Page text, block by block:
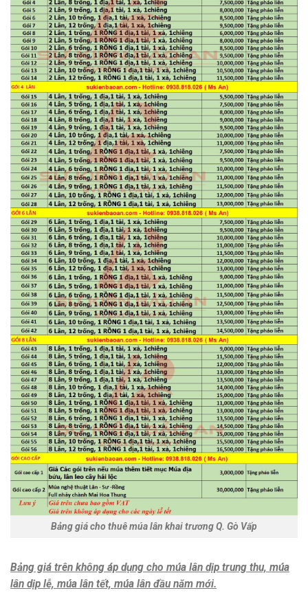
Bảng giá cho thuê múa lân khai trương Q. Gò Vấp
Bảng giá trên không áp dụng cho múa lân dịp trung thu, múa
lân dịp lễ, múa lân tết, múa lân đầu năm mới.